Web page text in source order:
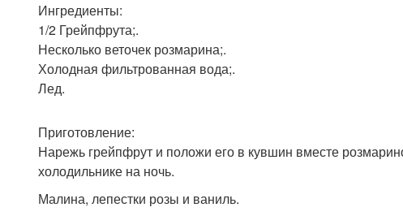
Ингредиенты:
1/2 Грейпфрута;.
Несколько веточек розмарина;.
Холодная фильтрованная вода;.
Лед.
Приготовление:
Нарежь грейпфрут и положи его в кувшин вместе
холодильнике на ночь.
Малина, лепестки розы и ваниль.